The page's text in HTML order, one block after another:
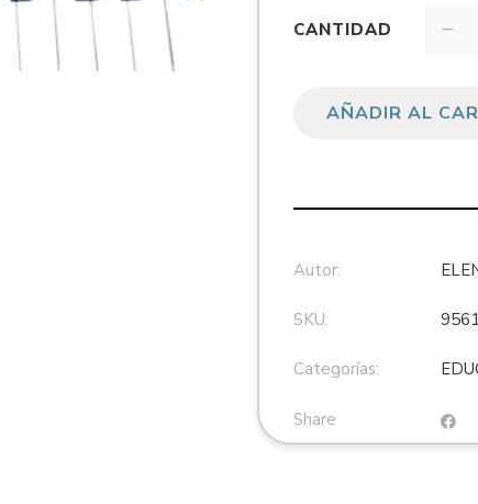
CANTIDAD
AÑADIR AL
Autor:
SKU:
Categorías:
Share